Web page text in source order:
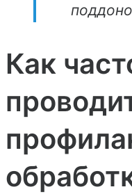
Как